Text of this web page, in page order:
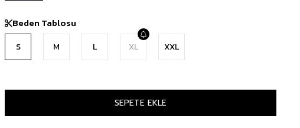
Beden Tablosu
S M L XL XXL